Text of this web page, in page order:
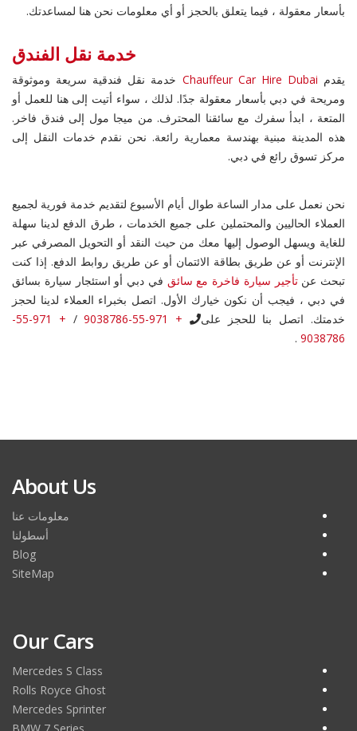
بأسعار معقولة ، فيما يتعلق بالحجز أو أي معلومات نحن هنا لمساعدتك.
خدمة نقل الفندق
يقدم Chauffeur Car Hire Dubai خدمة نقل فندقية سريعة وموثوقة
ومريحة في دبي بأسعار معقولة جدًا. لذلك ، سواء أتيت إلى هنا للعمل أو
المتعة ، ابدأ سفرك مع سائقنا المحترف. من ميجا مول إلى فندق فاخر.
هذه المدينة مبنية بهندسة معمارية رائعة. نحن نقدم خدمات النقل إلى
مركز تسوق رائع في دبي.
نحن نعمل على مدار الساعة طوال أيام الأسبوع لتقديم خدمة فورية لجميع
العملاء الحاليين والمحتملين على جميع الخدمات ، طرق الدفع لدينا سهلة
للغاية ويسهل الوصول إليها معك من حيث النقد أو التحويل المصرفي عبر
الإنترنت أو عن طريق بطاقة الائتمان أو عن طريق روابط الدفع. إذا كنت
تبحث عنتأجير سيارة فاخرة مع سائق في دبي أو استئجار سيارة بسائق
في دبي ، فيجب أن نكون خيارك الأول. اتصل بخبراء العملاء لدينا لحجز
خدمتك. اتصل بنا للحجز على
+ 971-55-9038786
/
+ 971-55-
9038786
.
About Us
معلومات عنا
أسطولنا
Blog
SiteMap
Our Cars
Mercedes S Class
Rolls Royce Ghost
Mercedes Sprinter